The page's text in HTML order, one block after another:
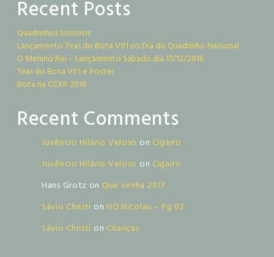
Recent Posts
Quadrinhos Sonoros
Lançamento Tiras do Bota V01 no Dia do Quadrinho Nacional
O Menino Rei – Lançamento Sábado dia 17/12/2016
Tiras do Bota V01 e Poster
Bota na CCXP 2016
Recent Comments
Juvêncio Hilário Veloso on Cigarro
Juvêncio Hilário Veloso on Cigarro
Hans Grotz on Que venha 2017
Sávio Christi on HQ Nicolau – Pg 02
Sávio Christi on Crianças